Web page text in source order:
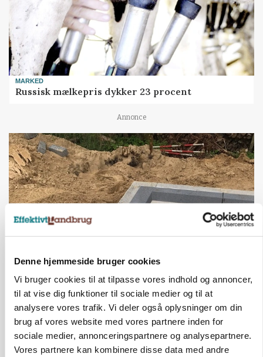
Denne hjemmeside bruger cookies
Vi bruger cookies til at tilpasse vores indhold og annoncer,
til at vise dig funktioner til sociale medier og til at
analysere vores trafik. Vi deler også oplysninger om din
brug af vores website med vores partnere inden for
sociale medier, annonceringspartnere og analysepartnere.
Vores partnere kan kombinere disse data med andre
MARKED
Russisk mælkepris dykker 23 procent
Annonce
BUSINESS
Fra mark til mur: Byggeriet kan åbne nyt
marked for biokul
Annonce
POLITIK